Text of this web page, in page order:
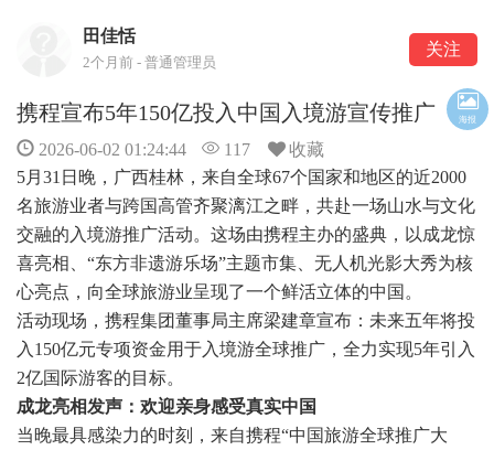
田佳恬
2个月前 - 普通管理员
关注
携程宣布5年150亿投入中国入境游宣传推广
2026-06-02 01:24:44 117
收藏
5月31日晚，广西桂林，来自全球67个国家和地区的近2000
名旅游业者与跨国高管齐聚漓江之畔，共赴一场山水与文化
交融的入境游推广活动。这场由携程主办的盛典，以成龙惊
喜亮相、“东方非遗游乐场”主题市集、无人机光影大秀为核
心亮点，向全球旅游业呈现了一个鲜活立体的中国。
活动现场，携程集团董事局主席梁建章宣布：未来五年将投
入150亿元专项资金用于入境游全球推广，全力实现5年引入
2亿国际游客的目标。
成龙亮相发声：欢迎亲身感受真实中国
当晚最具感染力的时刻，来自携程“中国旅游全球推广大
海报